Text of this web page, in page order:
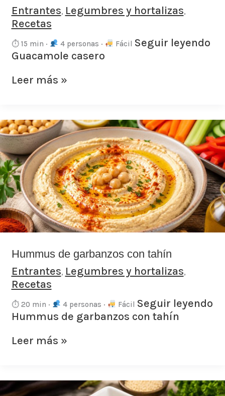
Entrantes, Legumbres y hortalizas,
Recetas
⏱ 15 min · 4 personas · Fácil Seguir leyendo
Guacamole casero
Leer más »
Hummus de garbanzos con tahín
Entrantes, Legumbres y hortalizas,
Recetas
⏱ 20 min · 4 personas · Fácil Seguir leyendo
Hummus de garbanzos con tahín
Hummus
de
garbanzos
con
tahín
Leer más »
Baba